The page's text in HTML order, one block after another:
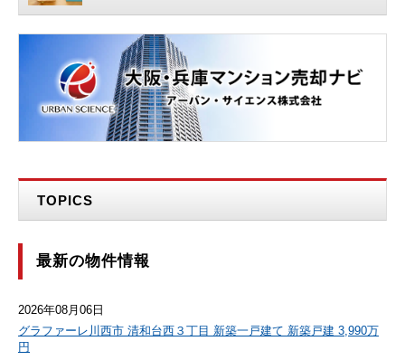
TOPICS
最新の物件情報
2026年08月06日
グラファーレ川西市 清和台西３丁目 新築一戸建て 新築戸建 3,990万
円